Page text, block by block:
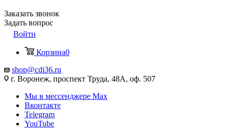
Заказать звонок
Задать вопрос
Войти
Корзина0
shop@cdi36.ru
г. Воронеж, проспект Труда, 48А, оф. 507
Мы в мессенджере Max
Вконтакте
Telegram
YouTube